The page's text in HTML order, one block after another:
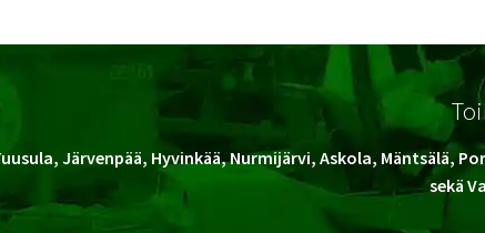
Järvenpää, Hyvinkää, Nurmijärvi, Askola, Mäntsälä,
sekä